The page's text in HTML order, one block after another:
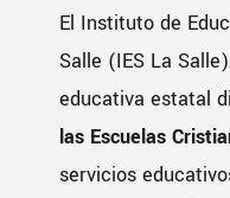
El Instituto de
Salle (IES La
educativa estatal
las Escuelas
servicios